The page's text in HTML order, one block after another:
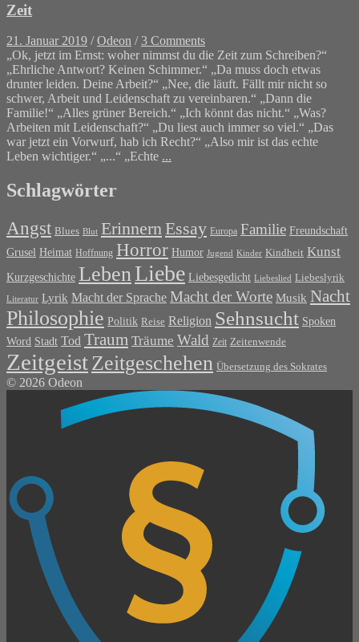
Zeit
21. Januar 2019 /Odeon / 3 Comments
„Ok, jetzt im Ernst: woher nimmst du die Zeit zum Schreiben?“
„Ehrliche Antwort? Keinen Schimmer.“ „Da muss doch etwas
drunter leiden. Deine Arbeit?“ „Nee, die läuft. Fällt mir nicht so
schwer, Arbeit und Leidenschaft zu vereinbaren.“ „Dann die
Familie!“ „Alles grüner Bereich.“ „Ich könnt das nicht.“ „Was?
Arbeiten mit Leidenschaft?“ „Du liest auch immer so viel.“ „Das
war jetzt ein Vorwurf, hab ich Recht?“ „Also mir ist das echte
Leben wichtiger.“ „...“ „Echte ...
Schlagwörter
Angst Blues Blut Erinnern Essay Europa Familie Freundschaft
Grusel Heimat Hoffnung Horror Humor Jugend Kinder Kindheit Kunst
Kurzgeschichte LebenLiebe Liebesgedicht Liebeslied Liebeslyrik
Literatur Lyrik Macht der Sprache Macht der Worte Musik Nacht
Philosophie Politik Reise Religion Sehnsucht Spoken
Word Stadt Tod Traum Träume Wald Zeit Zeitenwende
ZeitgeistZeitgeschehen Übersetzung des Sokrates
© 2026 Odeon